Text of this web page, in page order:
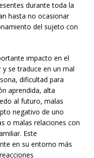
durante toda la
hasta no ocasionar
del sujeto con
impacto en el
se traduce en un mal
dificultad para
aprendida, alta
al futuro, malas
negativo de uno
o malas relaciones con
Este
en su entorno más